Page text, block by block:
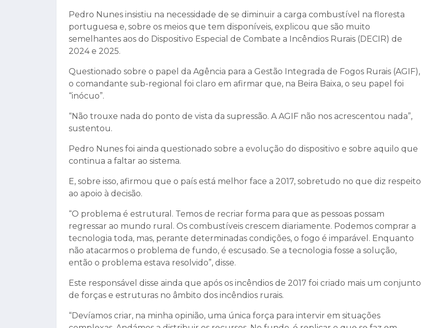
Pedro Nunes insistiu na necessidade de se diminuir a carga combustível na floresta
portuguesa e, sobre os meios que tem disponíveis, explicou que são muito
semelhantes aos do Dispositivo Especial de Combate a Incêndios Rurais (DECIR) de
2024 e 2025.
Questionado sobre o papel da Agência para a Gestão Integrada de Fogos Rurais (AGIF),
o comandante sub-regional foi claro em afirmar que, na Beira Baixa, o seu papel foi
“inócuo”.
“Não trouxe nada do ponto de vista da supressão. A AGIF não nos acrescentou nada”,
sustentou.
Pedro Nunes foi ainda questionado sobre a evolução do dispositivo e sobre aquilo que
continua a faltar ao sistema.
E, sobre isso, afirmou que o país está melhor face a 2017, sobretudo no que diz respeito
ao apoio à decisão.
“O problema é estrutural. Temos de recriar forma para que as pessoas possam
regressar ao mundo rural. Os combustíveis crescem diariamente. Podemos comprar a
tecnologia toda, mas, perante determinadas condições, o fogo é imparável. Enquanto
não atacarmos o problema de fundo, é escusado. Se a tecnologia fosse a solução,
então o problema estava resolvido”, disse.
Este responsável disse ainda que após os incêndios de 2017 foi criado mais um conjunto
de forças e estruturas no âmbito dos incêndios rurais.
“Devíamos criar, na minha opinião, uma única força para intervir em situações